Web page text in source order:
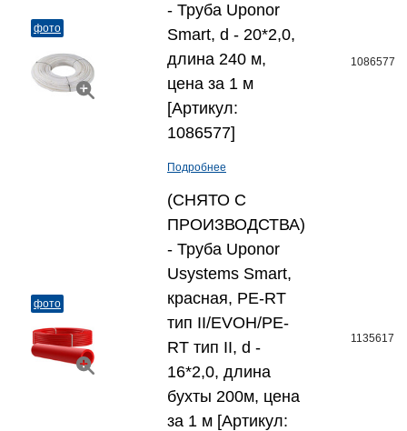
фото
- Труба Uponor
Smart, d - 20*2,0,
длина 240 м,
цена за 1 м
[Артикул:
1086577]
Подробнее
1086577
фото
(СНЯТО С
ПРОИЗВОДСТВА)
- Труба Uponor
Usystems Smart,
красная, PE-RT
тип II/EVOH/PE-
RT тип II, d -
16*2,0, длина
бухты 200м, цена
за 1 м [Артикул:
1135617